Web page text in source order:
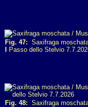
Fig. 47: Saxifraga
Passo dello Stelvio
Fig. 48: Saxifraga